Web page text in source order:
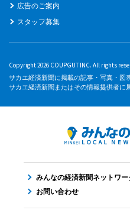
広告のご案内
スタッフ募集
Copyright 2026 COUPGUT INC. All rights
サカエ経済新聞に掲載の記事・写真・図
サカエ経済新聞またはその情報提供者に
みんなの経済新聞ネットワー
お問い合わせ